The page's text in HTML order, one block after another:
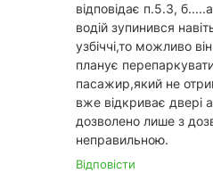
відповідає п.5.3,
водій зупинився
узбіччі,то можливо
планує
пасажир,який не
вже відкриває двері
дозволено лише з
неправильною.
Відповісти